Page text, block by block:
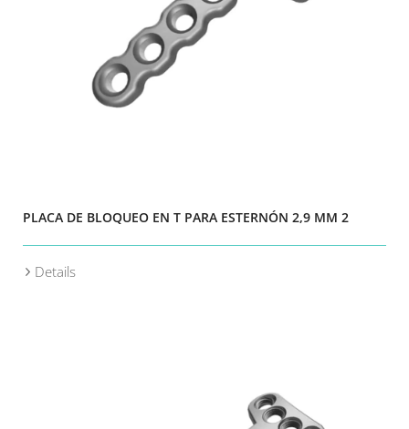
PLACA DE BLOQUEO EN T PARA ESTERNÓN 2,9 MM 2
Details